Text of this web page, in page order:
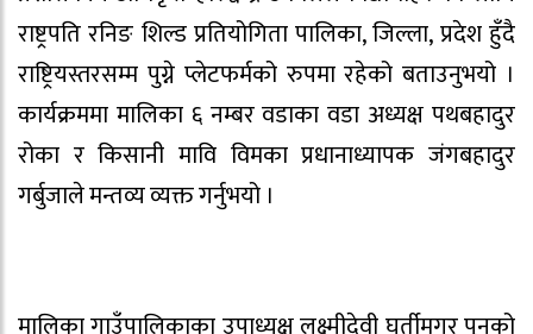
राष्ट्रपति रनिङ शिल्ड प्रतियोगिता पालिका, जिल्ला, प्रदेश हुँदै
राष्ट्रियस्तरसम्म पुग्ने प्लेटफर्मको रुपमा रहेको बताउनुभयो ।
कार्यक्रममा मालिका ६ नम्बर वडाका वडा अध्यक्ष पथबहादुर
रोका र किसानी मावि विमका प्रधानाध्यापक जंगबहादुर
गर्बुजाले मन्तव्य व्यक्त गर्नुभयो ।